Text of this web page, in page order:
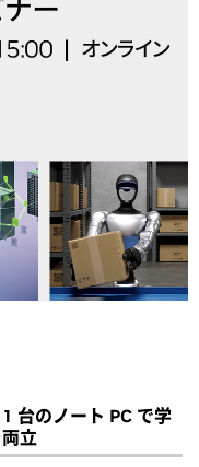
台のノート PC で学
立